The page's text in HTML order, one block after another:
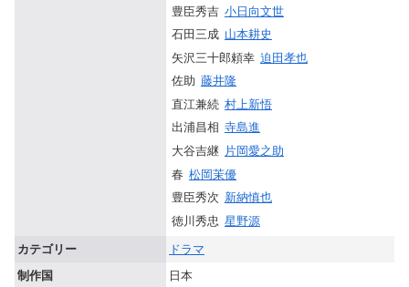
豊臣秀吉 小日向文世
石田三成 山本耕史
矢沢三十郎頼幸 迫田孝也
佐助 藤井隆
直江兼続 村上新悟
出浦昌相 寺島進
大谷吉継 片岡愛之助
春 松岡茉優
豊臣秀次 新納慎也
徳川秀忠 星野源
カテゴリー
ドラマ
制作国
日本